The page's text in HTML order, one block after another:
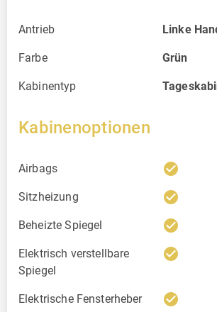
Antrieb Linke
Farbe Grün
Kabinentyp
Kabinenoptionen
Airbags check_circle
Sitzheizung check_circle
Beheizte Spiegel check_circle
Elektrisch verstellbare
Spiegel
check_circle
Elektrische Fensterheber check_circle